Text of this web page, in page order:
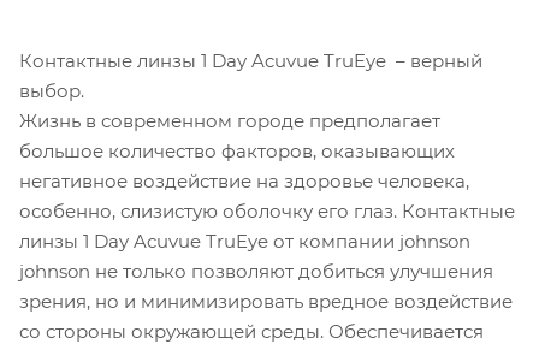
Контактные линзы 1 Day Acuvue TruEye – верный
выбор.
Жизнь в современном городе предполагает
большое количество факторов, оказывающих
негативное воздействие на здоровье человека,
особенно, слизистую оболочку его глаз. Контактные
линзы 1 Day Acuvue TruEye от компании johnson
johnson не только позволяют добиться улучшения
зрения, но и минимизировать вредное воздействие
со стороны окружающей среды. Обеспечивается